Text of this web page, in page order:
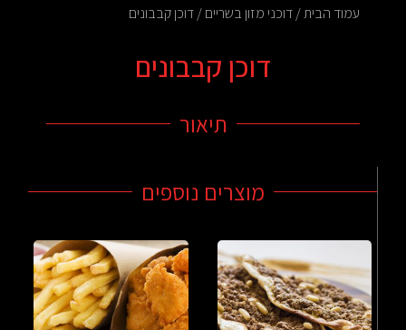
עמוד הבית/דוכני מזון בשריים/ דוכן קבבונים
דוכן קבבונים
תיאור
מוצרים נוספים